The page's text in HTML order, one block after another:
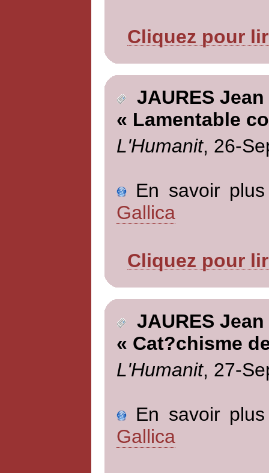
Cliquez pour
JAURES Jean
« Lamentable
L'Humanit, 26-
En savoir
Gallica
Cliquez pour
JAURES Jean
« Cat?chisme
L'Humanit, 27-
En savoir
Gallica